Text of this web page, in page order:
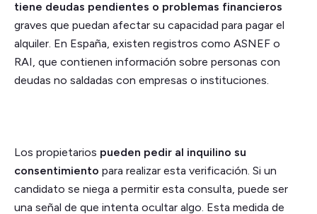
tiene deudas pendientes o problemas financieros
graves que puedan afectar su capacidad para pagar el
alquiler. En España, existen registros como ASNEF o
RAI, que contienen información sobre personas con
deudas no saldadas con empresas o instituciones.
Los propietarios pueden pedir al inquilino su
consentimiento para realizar esta verificación. Si un
candidato se niega a permitir esta consulta, puede ser
una señal de que intenta ocultar algo. Esta medida de